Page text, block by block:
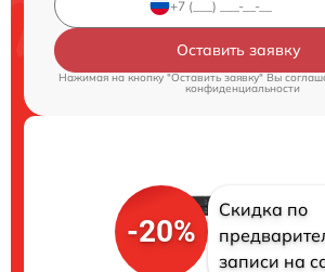
Оставить заявку
Нажимая на кнопку "Оставить заявку" Вы
конфиденциальности
-20%
Скидка по
записи на